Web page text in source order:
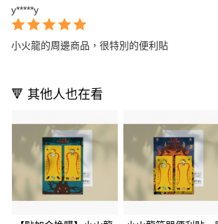
y*****y
小火龍的周邊商品，很特別的便利貼
🔻 其他人也在看